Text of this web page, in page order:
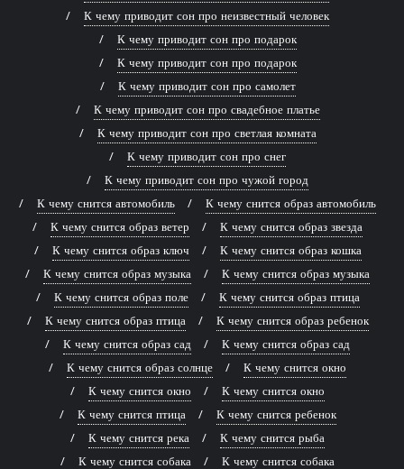
К чему приводит сон про неизвестный человек
К чему приводит сон про подарок
К чему приводит сон про подарок
К чему приводит сон про самолет
К чему приводит сон про свадебное платье
К чему приводит сон про светлая комната
К чему приводит сон про снег
К чему приводит сон про чужой город
К чему снится автомобиль
К чему снится образ автомобиль
К чему снится образ ветер
К чему снится образ звезда
К чему снится образ ключ
К чему снится образ кошка
К чему снится образ музыка
К чему снится образ музыка
К чему снится образ поле
К чему снится образ птица
К чему снится образ птица
К чему снится образ ребенок
К чему снится образ сад
К чему снится образ сад
К чему снится образ солнце
К чему снится окно
К чему снится окно
К чему снится окно
К чему снится птица
К чему снится ребенок
К чему снится река
К чему снится рыба
К чему снится собака
К чему снится собака